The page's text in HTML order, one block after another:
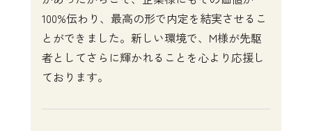
100%伝わり、最高の形で内定を結実させるこ
とができました。新しい環境で、M様が先駆
者としてさらに輝かれることを心より応援し
ております。